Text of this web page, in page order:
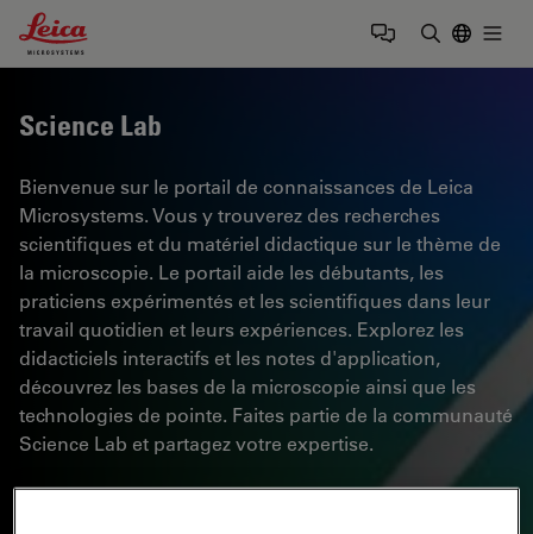
Leica Microsystems Logo
Science Lab
Bienvenue sur le portail de connaissances de Leica
Microsystems. Vous y trouverez des recherches
scientifiques et du matériel didactique sur le thème de
la microscopie. Le portail aide les débutants, les
praticiens expérimentés et les scientifiques dans leur
travail quotidien et leurs expériences. Explorez les
didacticiels interactifs et les notes d'application,
découvrez les bases de la microscopie ainsi que les
technologies de pointe. Faites partie de la communauté
Science Lab et partagez votre expertise.